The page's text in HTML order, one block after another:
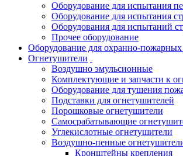
Оборудование для испытания
Оборудование для испытания
Оборудования для испытаний
Прочее оборудование
Оборудование для охранно-пожарных
Огнетушители
Воздушно эмульсионные
Комплектующие и запчасти к
Оборудование для тушения
Подставки для огнетушителей
Порошковые огнетушители
Самосрабатывающие
Углекислотные огнетушители
Воздушно-пенные
Кронштейны крепления